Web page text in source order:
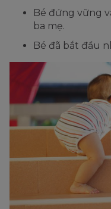
Bé đứng vững
ba mẹ.
Bé đã bắt đầu